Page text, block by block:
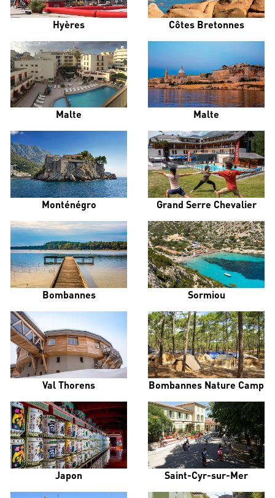
Hyères Côtes Bretonnes
Malte Malte
Monténégro Grand Serre Chevalier
Bombannes Sormiou
Val Thorens Bombannes Nature Camp
Japon Saint-Cyr-sur-Mer